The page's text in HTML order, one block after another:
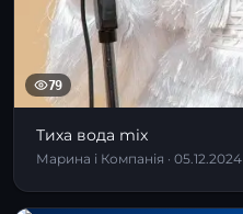
79
Тиха вода mix
Марина і Компанія · 05.12.2024